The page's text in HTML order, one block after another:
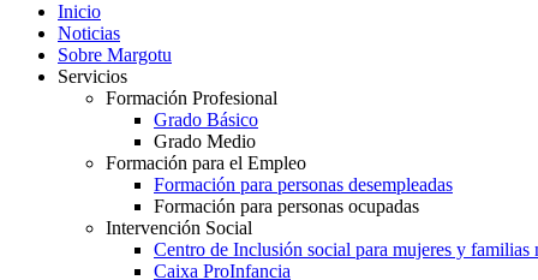
Inicio
Noticias
Sobre Margotu
Servicios
Formación Profesional
Grado Básico
Grado Medio
Formación para el Empleo
Formación para personas desempleadas
Formación para personas ocupadas
Intervención Social
Centro de Inclusión social para mujeres y familias
Caixa ProInfancia